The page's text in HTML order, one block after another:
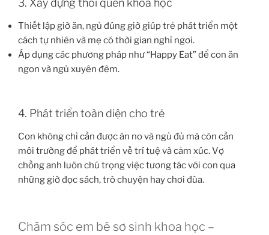
3. Xây dựng thói quen khoa học
Thiết lập giờ ăn, ngủ đúng giờ giúp trẻ phát triển một
cách tự nhiên và mẹ có thời gian nghỉ ngơi.
Áp dụng các phương pháp như “Happy Eat” để con ăn
ngon và ngủ xuyên đêm.
4. Phát triển toàn diện cho trẻ
Con không chỉ cần được ăn no và ngủ đủ mà còn cần
môi trường để phát triển về trí tuệ và cảm xúc. Vợ
chồng anh luôn chú trọng việc tương tác với con qua
những giờ đọc sách, trò chuyện hay chơi đùa.
Chăm sóc em bé sơ sinh khoa học –